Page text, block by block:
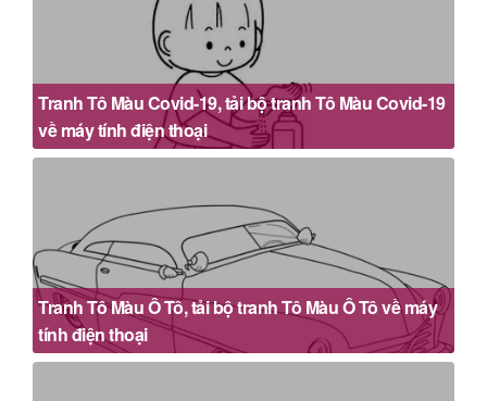
Tranh Tô Màu Covid-19, tải bộ tranh Tô Màu Covid-19
về máy tính điện thoại
Tranh Tô Màu Ô Tô, tải bộ tranh Tô Màu Ô Tô về máy
tính điện thoại